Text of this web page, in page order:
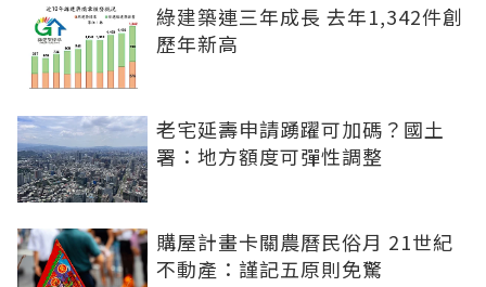
綠建築連三年成長 去年1,342件創
歷年新高
老宅延壽申請踴躍可加碼？國土
署：地方額度可彈性調整
購屋計畫卡關農曆民俗月 21世紀
不動產：謹記五原則免驚